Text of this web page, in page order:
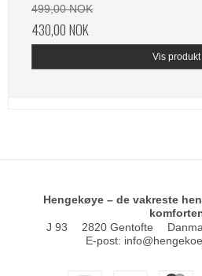
499,00 NOK
430,00 NOK
Vis produkt
Hengekøye – de vakreste
J 93
2820 Gentofte
E-post: